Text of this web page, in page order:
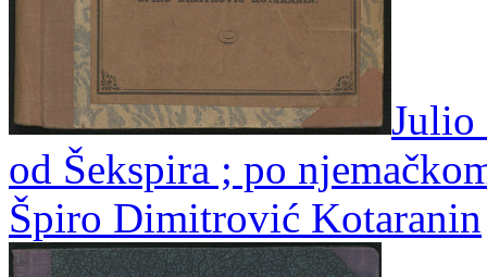
Julio
od Šekspira ; po
Špiro Dimitrović Kotaranin